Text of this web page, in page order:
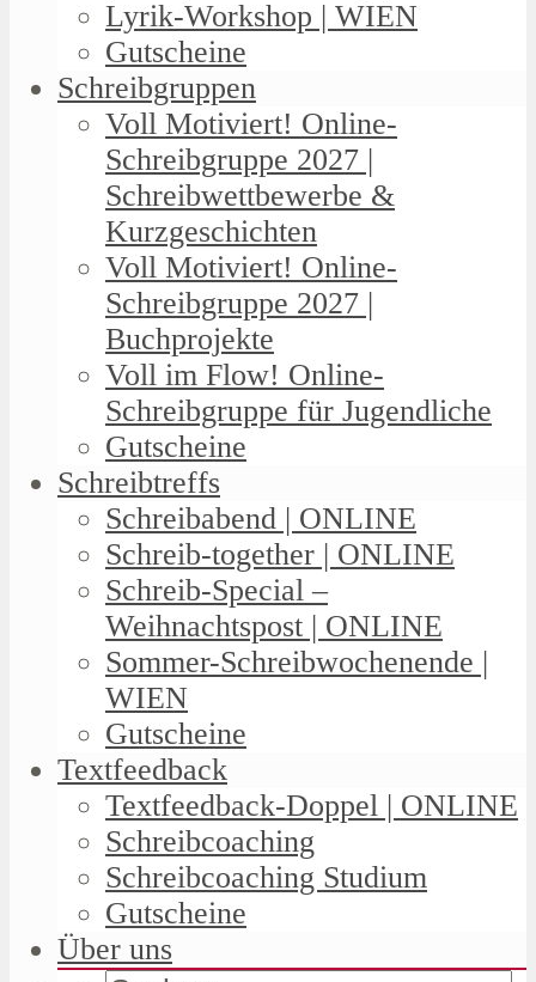
Lyrik-Workshop | WIEN
Gutscheine
Schreibgruppen
Voll Motiviert! Online-
Schreibgruppe 2027 |
Schreibwettbewerbe &
Kurzgeschichten
Voll Motiviert! Online-
Schreibgruppe 2027 |
Buchprojekte
Voll im Flow! Online-
Schreibgruppe für Jugendliche
Gutscheine
Schreibtreffs
Schreibabend | ONLINE
Schreib-together | ONLINE
Schreib-Special –
Weihnachtspost | ONLINE
Sommer-Schreibwochenende |
WIEN
Gutscheine
Textfeedback
Textfeedback-Doppel | ONLINE
Schreibcoaching
Schreibcoaching Studium
Gutscheine
Über uns